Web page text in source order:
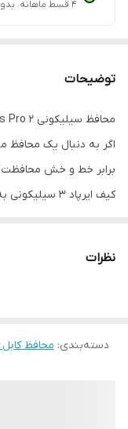
۴ قسط ماهانه. بدون سود، چک و ضامن.
توضیحات
محافظ سیلیکونی AirPods Pro 2
اگر به دنبال یک محافظ
برابر خط و خش محافظت
کیف ایرپاد
راحت از این محافظ عالی
باشد شما می توانید با
نظرات
دسته‌بندی: محافظ کابل